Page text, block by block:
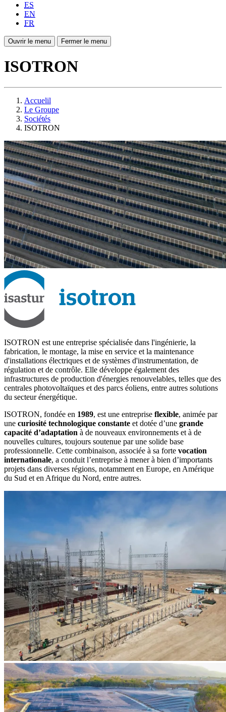
ES
EN
FR
Ouvrir le menu Fermer le menu
ISOTRON
Accuelil
Le Groupe
Sociétés
ISOTRON
ISOTRON est une entreprise spécialisée dans l'ingénierie, la
fabrication, le montage, la mise en service et la maintenance
d'installations électriques et de systèmes d'instrumentation, de
régulation et de contrôle. Elle développe également des
infrastructures de production d'énergies renouvelables, telles que des
centrales photovoltaïques et des parcs éoliens, entre autres solutions
du secteur énergétique.
ISOTRON, fondée en 1989, est une entreprise flexible, animée par
une curiosité technologique constante et dotée d’une grande
capacité d’adaptation à de nouveaux environnements et à de
nouvelles cultures, toujours soutenue par une solide base
professionnelle. Cette combinaison, associée à sa forte vocation
internationale, a conduit l’entreprise à mener à bien d’importants
projets dans diverses régions, notamment en Europe, en Amérique
du Sud et en Afrique du Nord, entre autres.